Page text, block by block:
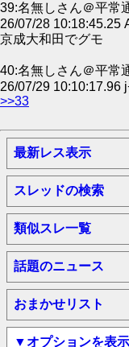
39:名無しさん＠平常
26/07/28 10:18:45.25
京成大和田でグモ
40:名無しさん＠平常
26/07/29 10:10:17.96
>>33
最新レス表示
スレッドの検索
類似スレ一覧
話題のニュース
おまかせリスト
▼オプションを表示